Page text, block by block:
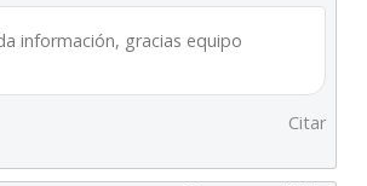
información, gracias equipo
Citar